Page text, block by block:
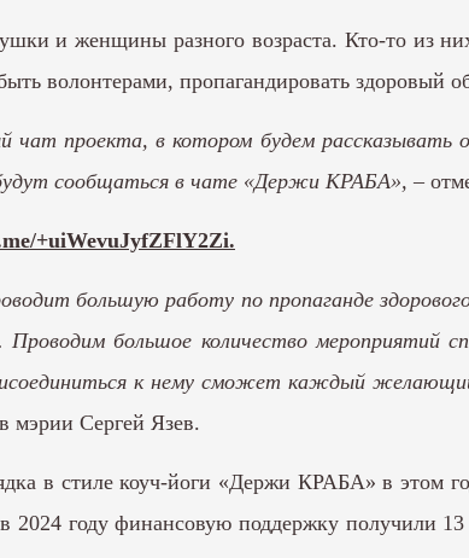
и женщины разного возраста. Кто-то из
волонтерами, пропагандировать здоровый
чат проекта, в котором будем
сообщаться в чате «Держи КРАБА», –
+uiWevuJyfZFlY2Zi.
большую работу по пропаганде
Проводим большое количество
к нему сможет каждый
мэрии Сергей Язев.
в стиле коуч-йоги «Держи КРАБА» в этом
2024 году финансовую поддержку получили